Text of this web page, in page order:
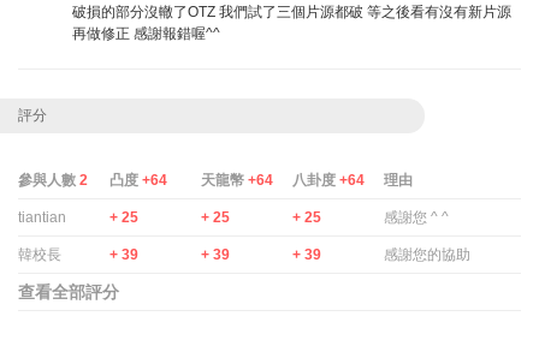
破損的部分沒轍了OTZ 我們試了三個片源都破 等之後看有沒有新片源
再做修正 感謝報錯喔^^
評分
參與人數 2 凸度 +64 天龍幣 +64 八卦度 +64 理由
tiantian + 25 + 25 + 25 感謝您 ^ ^
韓校長 + 39 + 39 + 39 感謝您的協助
查看全部評分